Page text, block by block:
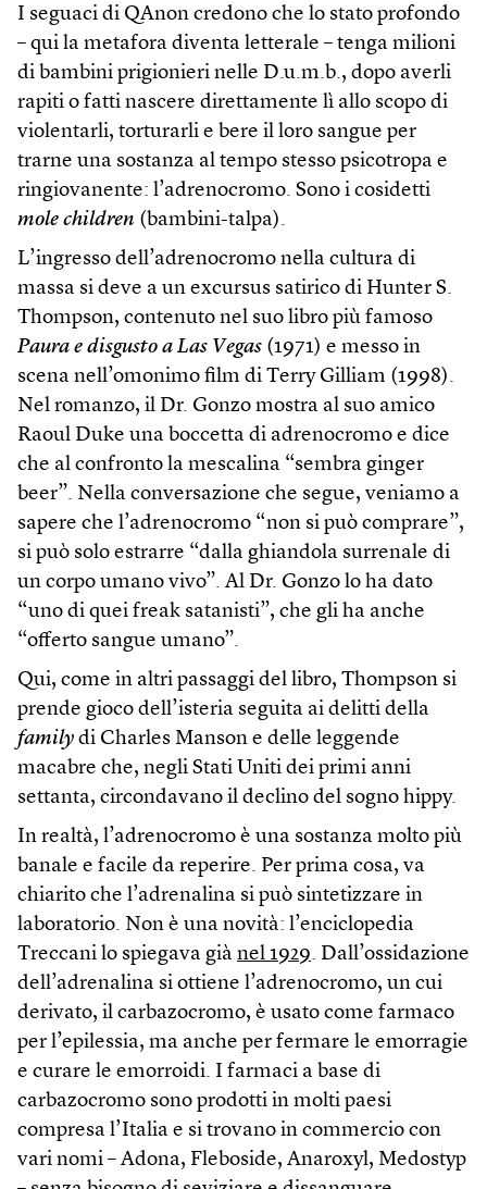
I seguaci di QAnon credono che lo stato profondo
– qui la metafora diventa letterale – tenga milioni
di bambini prigionieri nelle D.u.m.b., dopo averli
rapiti o fatti nascere direttamente lì allo scopo di
violentarli, torturarli e bere il loro sangue per
trarne una sostanza al tempo stesso psicotropa e
ringiovanente: l’adrenocromo. Sono i cosidetti
mole children (bambini-talpa).
L’ingresso dell’adrenocromo nella cultura di
massa si deve a un excursus satirico di Hunter S.
Thompson, contenuto nel suo libro più famoso
Paura e disgusto a Las Vegas (1971) e messo in
scena nell’omonimo film di Terry Gilliam (1998).
Nel romanzo, il Dr. Gonzo mostra al suo amico
Raoul Duke una boccetta di adrenocromo e dice
che al confronto la mescalina “sembra ginger
beer”. Nella conversazione che segue, veniamo a
sapere che l’adrenocromo “non si può comprare”,
si può solo estrarre “dalla ghiandola surrenale di
un corpo umano vivo”. Al Dr. Gonzo lo ha dato
“uno di quei freak satanisti”, che gli ha anche
“offerto sangue umano”.
Qui, come in altri passaggi del libro, Thompson si
prende gioco dell’isteria seguita ai delitti della
family di Charles Manson e delle leggende
macabre che, negli Stati Uniti dei primi anni
settanta, circondavano il declino del sogno hippy.
In realtà, l’adrenocromo è una sostanza molto più
banale e facile da reperire. Per prima cosa, va
chiarito che l’adrenalina si può sintetizzare in
laboratorio. Non è una novità: l’enciclopedia
Treccani lo spiegava già nel 1929. Dall’ossidazione
dell’adrenalina si ottiene l’adrenocromo, un cui
derivato, il carbazocromo, è usato come farmaco
per l’epilessia, ma anche per fermare le emorragie
e curare le emorroidi. I farmaci a base di
carbazocromo sono prodotti in molti paesi
compresa l’Italia e si trovano in commercio con
vari nomi – Adona, Fleboside, Anaroxyl, Medostyp